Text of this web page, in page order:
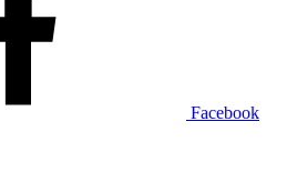
Facebook